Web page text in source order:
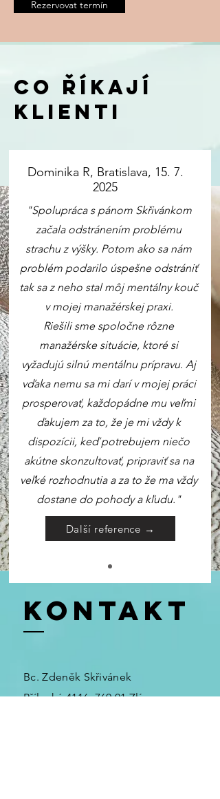
Rezervovat termín
Co říkají
klienti
Dominika R, Bratislava, 15. 7.
2025
"Spolupráca s pánom Skřivánkom
začala odstránením problému
strachu z výšky. Potom ako sa nám
problém podarilo úspešne odstrániť
tak sa z neho stal môj mentálny kouč
v mojej manažérskej praxi.
Riešili sme spoločne rôzne
manažérske situácie, ktoré si
vyžadujú silnú mentálnu prípravu. Aj
vďaka nemu sa mi darí v mojej práci
prosperovať, každopádne mu veľmi
ďakujem za to, že je mi vždy k
dispozícii, keď potrebujem niečo
akútne skonzultovať, pripraviť sa na
veľké rozhodnutia a za to že ma vždy
dostane do pohody a kľudu. "
Další reference →
kontakt
Bc. Zdeněk Skřivánek
Přílucká 4116, 760 01 Zlín